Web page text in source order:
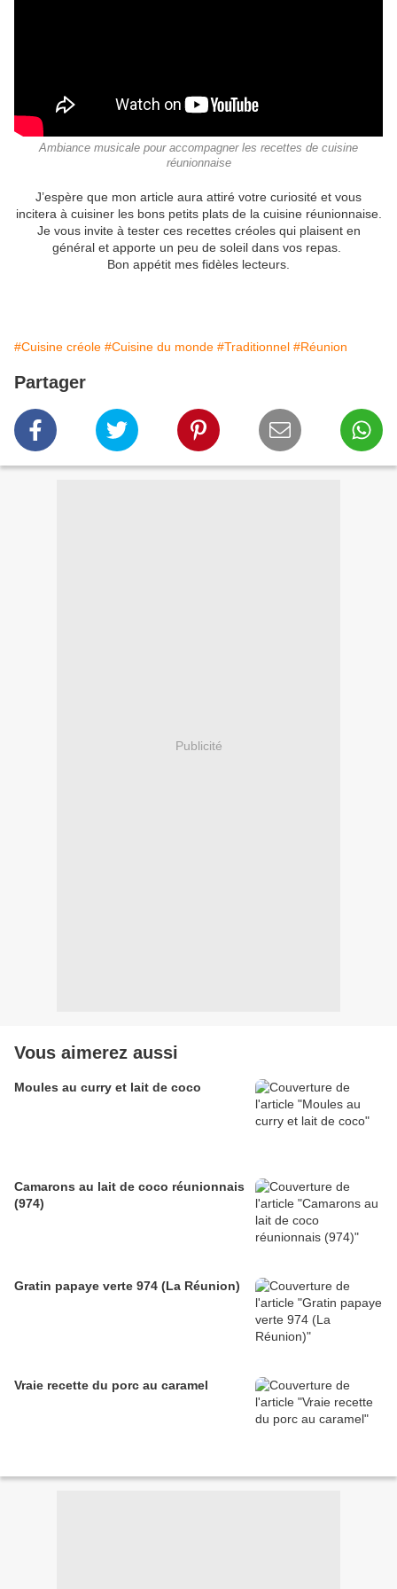
Ambiance musicale pour accompagner les recettes de cuisine
réunionnaise
J’espère que mon article aura attiré votre curiosité et vous
incitera à cuisiner les bons petits plats de la cuisine réunionnaise.
Je vous invite à tester ces recettes créoles qui plaisent en
général et apporte un peu de soleil dans vos repas.
Bon appétit mes fidèles lecteurs.
#Cuisine créole #Cuisine du monde #Traditionnel #Réunion
Partager
Publicité
Vous aimerez aussi
Moules au curry et lait de coco
Camarons au lait de coco réunionnais
(974)
Gratin papaye verte 974 (La Réunion)
Vraie recette du porc au caramel